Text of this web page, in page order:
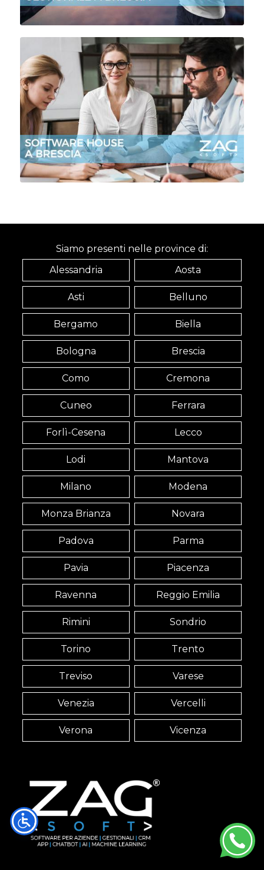
Siamo presenti nelle province di:
Alessandria
Aosta
Asti Belluno
Bergamo Biella
Bologna Brescia
Como Cremona
Cuneo Ferrara
Forlì-Cesena Lecco
Lodi Mantova
Milano Modena
Monza Brianza Novara
Padova Parma
Pavia Piacenza
Ravenna Reggio Emilia
Rimini Sondrio
Torino Trento
Treviso Varese
Venezia Vercelli
Verona Vicenza